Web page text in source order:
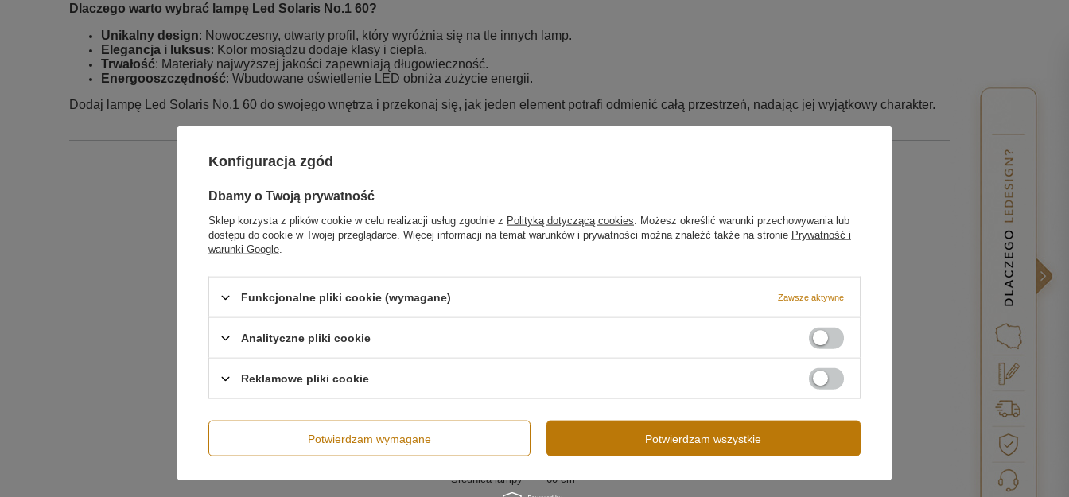
Dlaczego warto wybrać lampę Led Solaris No.1 60?
Unikalny design: Nowoczesny, otwarty profil, który wyróżnia się na tle innych lamp.
Elegancja i luksus: Kolor mosiądzu dodaje klasy i ciepła.
Trwałość: Materiały najwyższej jakości zapewniają długowieczność.
Energooszczędność: Wbudowane oświetlenie LED obniża zużycie energii.
Dodaj lampę Led Solaris No.1 60 do swojego wnętrza i przekonaj się, jak jeden element potrafi odmienić całą przestrzeń, nadając jej wyjątkowy charakter.
Podmiot odpowiedzialny za ten produkt na terenie UE
Kod producenta 5905979316907
Wysokość całkowita lampy 150 cm
Średnica lampy 60 cm
Konfiguracja zgód
Dbamy o Twoją prywatność
Sklep korzysta z plików cookie w celu realizacji usług zgodnie z Polityką dotyczącą cookies . Możesz określić warunki przechowywania lub
dostępu do cookie w Twojej przeglądarce. Więcej informacji na temat warunków i prywatności można znaleźć także na stronie Prywatność i
warunki Google
Funkcjonalne pliki cookie (wymagane) Zawsze aktywne
Analityczne pliki cookie
Reklamowe pliki cookie
Potwierdzam wymagane Potwierdzam wszystkie